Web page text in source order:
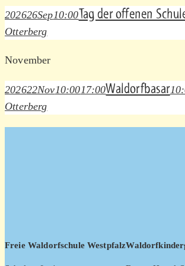
202626Sep10:00Tag der offenen
Otterberg
November
202622Nov10:0017:00Waldorfbasar
Otterberg
Freie Waldorfschule Westpfalz